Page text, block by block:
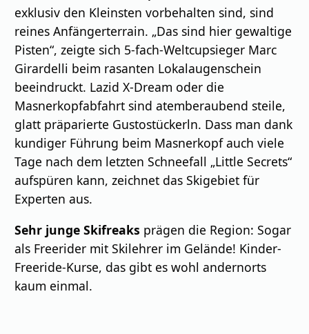
exklusiv den Kleinsten vorbehalten sind, sind
reines Anfängerterrain. „Das sind hier gewaltige
Pisten“, zeigte sich 5-fach-Weltcupsieger Marc
Girardelli beim rasanten Lokalaugenschein
beeindruckt. Lazid X-Dream oder die
Masnerkopfabfahrt sind atemberaubend steile,
glatt präparierte Gustostückerln. Dass man dank
kundiger Führung beim Masnerkopf auch viele
Tage nach dem letzten Schneefall „Little Secrets“
aufspüren kann, zeichnet das Skigebiet für
Experten aus.
Sehr junge Skifreaks prägen die Region: Sogar
als Freerider mit Skilehrer im Gelände! Kinder-
Freeride-Kurse, das gibt es wohl andernorts
kaum einmal.